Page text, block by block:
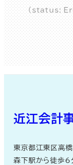
(status:
近江会計
東京都江東区高
森下駅から徒歩6